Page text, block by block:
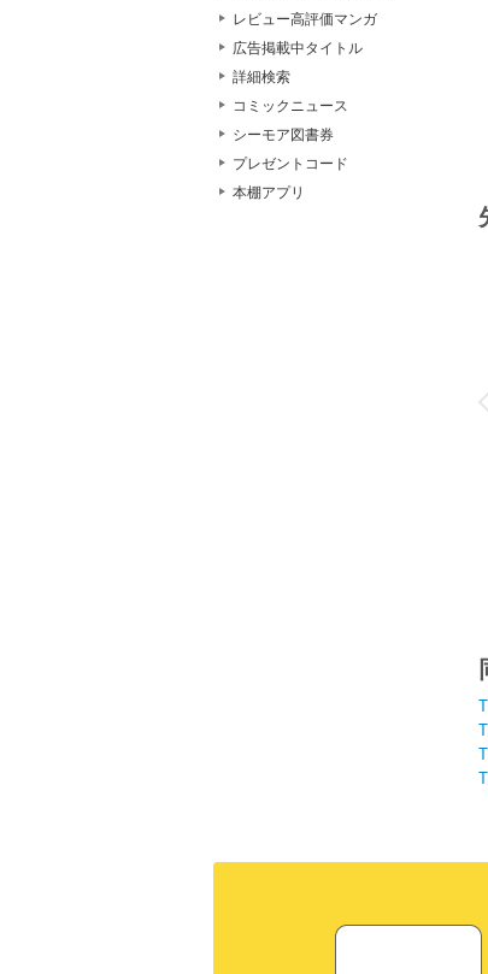
レビュー高評価マンガ
広告掲載中タイトル
詳細検索
コミックニュース
シーモア図書券
プレゼントコード
本棚アプリ